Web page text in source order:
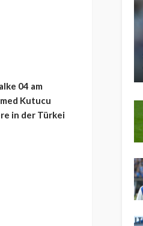
04 am
Kutucu
in der Türkei